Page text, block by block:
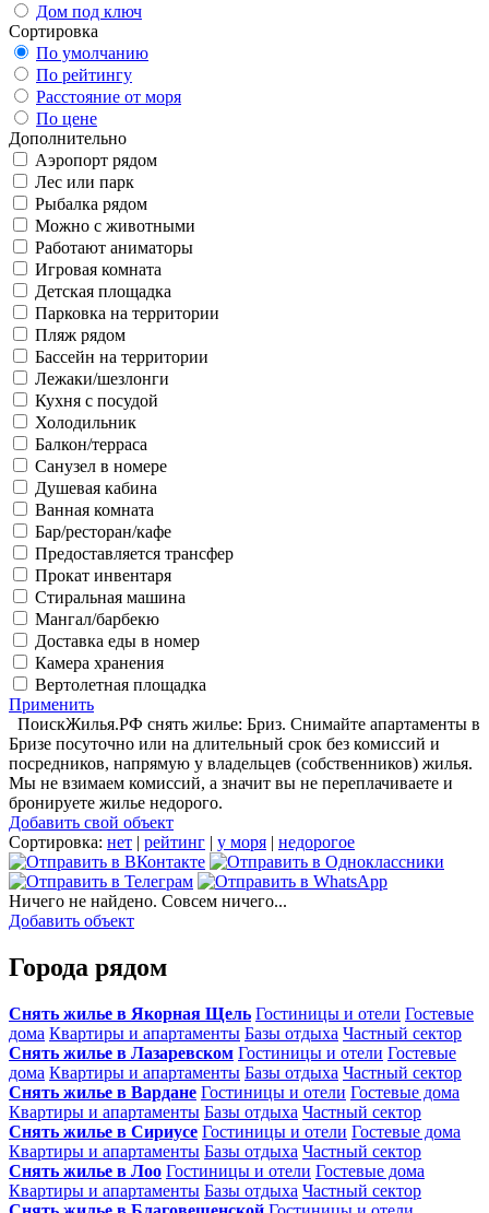
Дом под ключ
Сортировка
По умолчанию
По рейтингу
Расстояние от моря
По цене
Дополнительно
Аэропорт рядом
Лес или парк
Рыбалка рядом
Можно с животными
Работают аниматоры
Игровая комната
Детская площадка
Парковка на территории
Пляж рядом
Бассейн на территории
Лежаки/шезлонги
Кухня с посудой
Холодильник
Балкон/терраса
Санузел в номере
Душевая кабина
Ванная комната
Бар/ресторан/кафе
Предоставляется трансфер
Прокат инвентаря
Стиральная машина
Мангал/барбекю
Доставка еды в номер
Камера хранения
Вертолетная площадка
Применить
ПоискЖилья.РФ снять жилье: Бриз. Снимайте апартаменты в
Бризе посуточно или на длительный срок без комиссий и
посредников, напрямую у владельцев (собственников) жилья.
Мы не взимаем комиссий, а значит вы не переплачиваете и
бронируете жилье недорого.
Добавить свой объект
Сортировка: нет | рейтинг | у моря | недорогое
Ничего не найдено. Совсем ничего...
Добавить объект
Города рядом
Снять жилье в Якорная Щель Гостиницы и отели Гостевые
дома Квартиры и апартаменты Базы отдыха Частный сектор
Снять жилье в Лазаревском Гостиницы и отели Гостевые
дома Квартиры и апартаменты Базы отдыха Частный сектор
Снять жилье в Вардане Гостиницы и отели Гостевые дома
Квартиры и апартаменты Базы отдыха Частный сектор
Снять жилье в Сириусе Гостиницы и отели Гостевые дома
Квартиры и апартаменты Базы отдыха Частный сектор
Снять жилье в Лоо Гостиницы и отели Гостевые дома
Квартиры и апартаменты Базы отдыха Частный сектор